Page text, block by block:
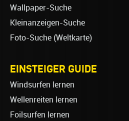
Wallpaper-Suche
Kleinanzeigen-Suche
Foto-Suche (Weltkarte)
EINSTEIGER GUIDE
Windsurfen lernen
Wellenreiten lernen
Foilsurfen lernen